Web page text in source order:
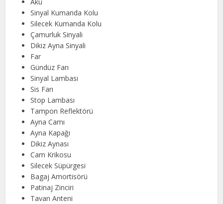
Akü
Sinyal Kumanda Kolu
Silecek Kumanda Kolu
Çamurluk Sinyali
Dikiz Ayna Sinyali
Far
Gündüz Farı
Sinyal Lambası
Sis Farı
Stop Lambası
Tampon Reflektörü
Ayna Camı
Ayna Kapağı
Dikiz Aynası
Cam Krikosu
Silecek Süpürgesi
Bagaj Amortisörü
Patinaj Zinciri
Tavan Anteni